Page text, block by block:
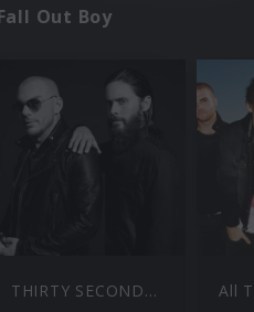
Out Boy
THIRTY SECONDS TO MARS All